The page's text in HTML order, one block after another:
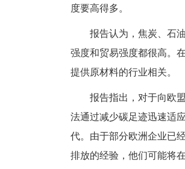
度要高得多。
报告认为，焦炭、石油
强度和贸易强度都很高。
提供原材料的行业相关。
报告指出，对于向欧盟
法通过减少碳足迹迅速适
代。由于部分欧洲企业已
排放的经验，他们可能将